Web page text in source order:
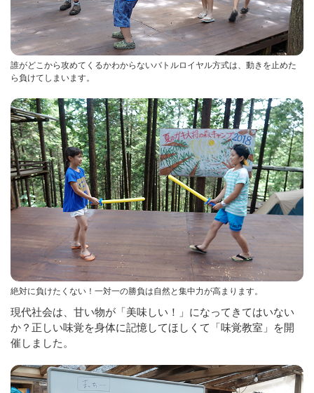
誰がどこから攻めてくるかわからないバトルロイヤル方式は、動きを止めた
ら負けてしまいます。
絶対に負けたくない！一対一の勝負は自然と集中力が高まります。
現代社会は、甘い物が「美味しい！」になってきてはいない
か？正しい味覚を身体に記憶してほしくて「味覚教室」を開
催しました。